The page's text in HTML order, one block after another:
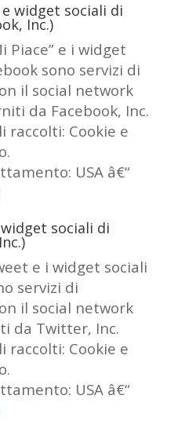
widget sociali di
Inc.)
Piace” e i widget
sono servizi di
il social network
da Facebook, Inc.
raccolti: Cookie e
USA â€“
sociali di
e i widget sociali
servizi di
il social network
da Twitter, Inc.
raccolti: Cookie e
USA â€“